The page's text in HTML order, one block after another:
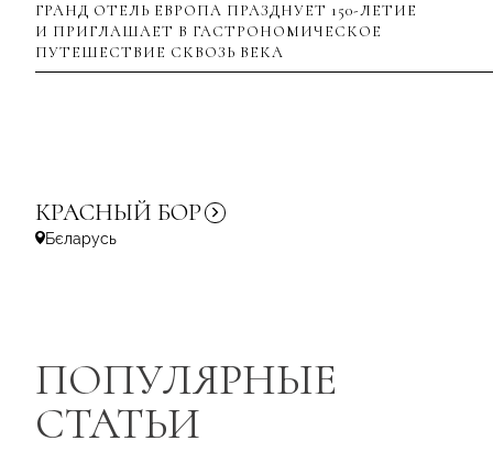
ГРАНД ОТЕЛЬ ЕВРОПА ПРАЗДНУЕТ 150-ЛЕТИЕ
И ПРИГЛАШАЕТ В ГАСТРОНОМИЧЕСКОЕ
ПУТЕШЕСТВИЕ СКВОЗЬ ВЕКА
КРАСНЫЙ БОР
Бєларусь
ПОПУЛЯРНЫЕ
СТАТЬИ